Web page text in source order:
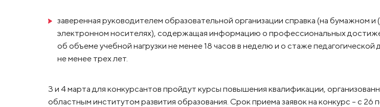
заверенная руководителем образовательной организации справка (на бумажном и
электронном носителях), содержащая информацию о профессиональных
об объеме учебной нагрузки не менее 18 часов в неделю и о стаже педагогической
не менее трех лет.
3 и 4 марта для конкурсантов пройдут курсы повышения квалификации,
областным институтом развития образования. Срок приема заявок на конкурс – с 26